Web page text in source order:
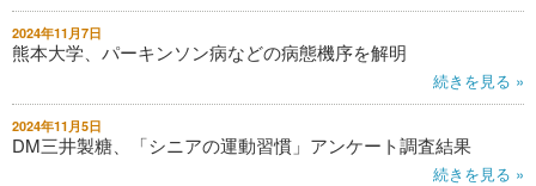
2024年11月7日
熊本大学、パーキンソン病などの病態機序を解明
続きを見る »
2024年11月5日
DM三井製糖、「シニアの運動習慣」アンケート調査結果
続きを見る »